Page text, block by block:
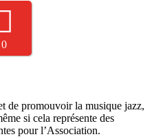
0
de promouvoir la musique jazz,
si cela représente des
pour l’Association.